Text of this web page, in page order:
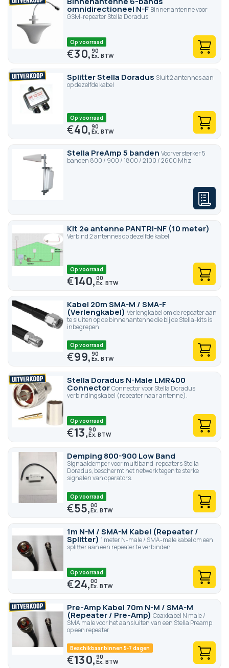
omnidirectioneel N-F Binnenantenne voor
GSM-repeater Stella Doradus
Op voorraad
€30,90
Splitter Stella Doradus Sluit 2 antennes aan
op dezelfde kabel
Op voorraad
€40,90
Stella PreAmp 5 banden Voorversterker 5
banden 800 / 900 / 1800 / 2100 / 2600 Mhz
Kit 2e antenne PANTRI-NF (10 meter)
Verbind 2 antennes op dezelfde kabel
Op voorraad
€140,00
Kabel 20m SMA-M / SMA-F
(Verlengkabel) Verlengkabel om de repeater aan
te sluiten op de binnenantenne die bij de Stella-kits is
inbegrepen
Op voorraad
€99,90
Stella Doradus N-Male LMR400
ConnectorConnector voor Stella Doradus
verbindingskabel (repeater naar antenne).
Op voorraad
€13,90
Demping 800-900 Low Band
Signaaldemper voor multiband-repeaters Stella
Doradus, beschermt het netwerk tegen te sterke
signalen van operators.
Op voorraad
€55,00
1m N-M / SMA-M Kabel (Repeater /
Splitter) 1 meter N-male / SMA-male kabel om een
splitter aan een repeater te verbinden
Op voorraad
€24,00
Pre-Amp Kabel 70m N-M / SMA-M
(Repeater / Pre-Amp) Coaxkabel N male /
SMA male voor het aansluiten van een Stella Preamp
op een repeater
Beschikbaar binnen 5-7 dagen
€130,90